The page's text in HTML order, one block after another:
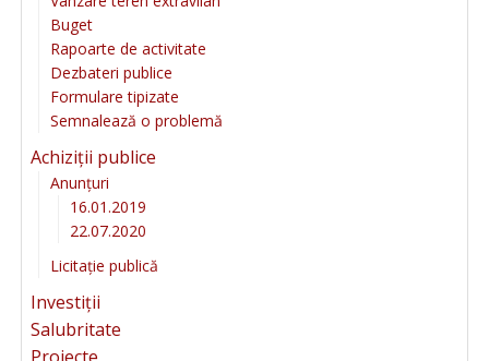
Buget
Rapoarte de activitate
Dezbateri publice
Formulare tipizate
Semnalează o problemă
Achiziții publice
Anunțuri
16.01.2019
22.07.2020
Licitație publică
Investiții
Salubritate